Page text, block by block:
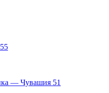
55
— Чувашия 51